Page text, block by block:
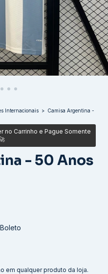
Internacionais > Camisa Argentina -
- 50 Anos
em qualquer produto da loja.